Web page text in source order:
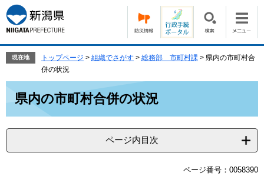
ー
ジ
の
で
す。
ニ
ュ
ー
ば
本
文
現在地 トップページ > 組織でさがす > 総務部 市町村課 > 県内の市町村合
併の状況
県内の市町村合併の状況
ページ内目次
ページ番号：0058390